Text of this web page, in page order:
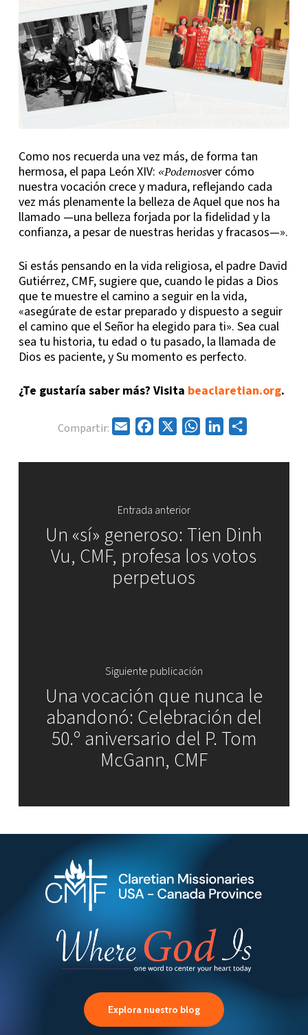
Como nos recuerda una vez más, de forma tan
hermosa, el papa León XIV: «Podemosver cómo
nuestra vocación crece y madura, reflejando cada
vez más plenamente la belleza de Aquel que nos ha
llamado —una belleza forjada por la fidelidad y la
confianza, a pesar de nuestras heridas y fracasos—».
Si estás pensando en la vida religiosa, el padre David
Gutiérrez, CMF, sugiere que, cuando le pidas a Dios
que te muestre el camino a seguir en la vida,
«asegúrate de estar preparado y dispuesto a seguir
el camino que el Señor ha elegido para ti». Sea cual
sea tu historia, tu edad o tu pasado, la llamada de
Dios es paciente, y Su momento es perfecto.
¿Te gustaría saber más? Visita beaclaretian.org.
Compartir: Email Facebook WhatsAppLinkedIn
Entrada anterior
Un «sí» generoso: Tien Dinh
Vu, CMF, profesa los votos
perpetuos
Siguiente publicación
Una vocación que nunca le
abandonó: Celebración del
50.º aniversario del P. Tom
McGann, CMF
Explora nuestro blog